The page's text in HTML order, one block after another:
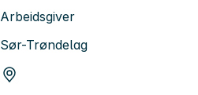
Arbeidsgiver
Sør-Trøndelag